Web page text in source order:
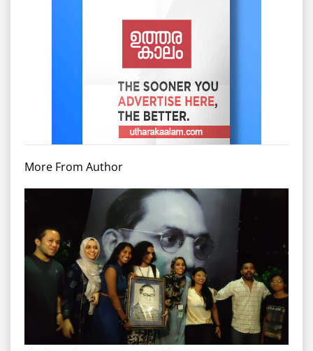
More From Author